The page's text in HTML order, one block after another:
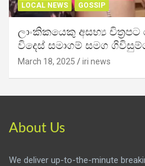
LOCAL NEWS GOSSIP
ලාංකිකයෙකු අසභ්‍ය
විදෙස් සමාගම් සමග
March 18, 2025 iri news
About Us
We deliver up-to-the-minute